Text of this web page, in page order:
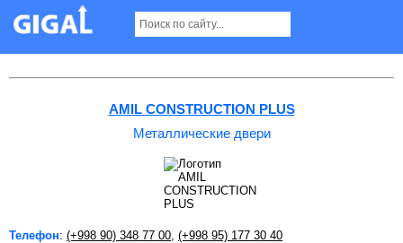
Металлические двери в Ташкенте
AMIL CONSTRUCTION PLUS
Металлические двери
Телефон: (+998 90) 348 77 00 (+998 95) 177 30 40